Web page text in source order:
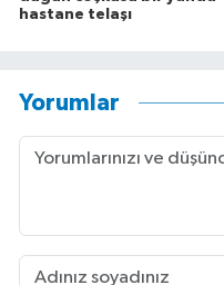
hastane telaşı
Yorumlar